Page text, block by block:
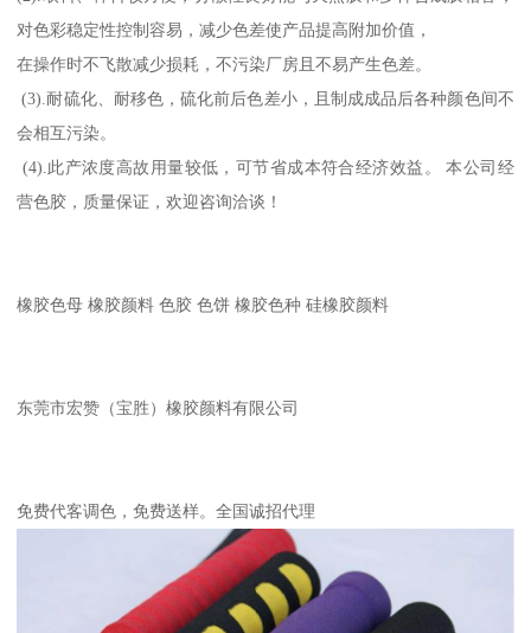
对色彩稳定性控制容易，减少色差使产品提高附加价值，
在操作时不飞散减少损耗，不污染厂房且不易产生色差。
(3).耐硫化、耐移色，硫化前后色差小，且制成成品后各种颜色间不
会相互污染。
(4).此产浓度高故用量较低，可节省成本符合经济效益。 本公司经
营色胶，质量保证，欢迎咨询洽谈！
橡胶色母 橡胶颜料 色胶 色饼 橡胶色种 硅橡胶颜料
东莞市宏赞（宝胜）橡胶颜料有限公司
免费代客调色，免费送样。全国诚招代理